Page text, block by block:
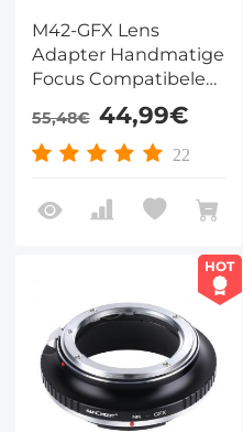
M42-GFX Lens
Adapter Handmatige
Focus Compatibele
M42 Lenzen voor Fuji
GFX Camera Lichaam
55,48€ 44,99€
22
HOT